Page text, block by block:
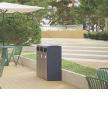
Kontakt